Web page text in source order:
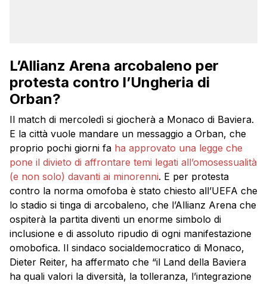
L’Allianz Arena arcobaleno per
protesta contro l’Ungheria di
Orban?
Il match di mercoledì si giocherà a Monaco di Baviera.
E la città vuole mandare un messaggio a Orban, che
proprio pochi giorni fa ha approvato una legge che
pone il divieto di affrontare temi legati all’omosessualità
(e non solo) davanti ai minorenni. E per protesta
contro la norma omofoba è stato chiesto all’UEFA che
lo stadio si tinga di arcobaleno, che l’Allianz Arena che
ospiterà la partita diventi un enorme simbolo di
inclusione e di assoluto ripudio di ogni manifestazione
omobofica. Il sindaco socialdemocratico di Monaco,
Dieter Reiter, ha affermato che “il Land della Baviera
ha quali valori la diversità, la tolleranza, l’integrazione